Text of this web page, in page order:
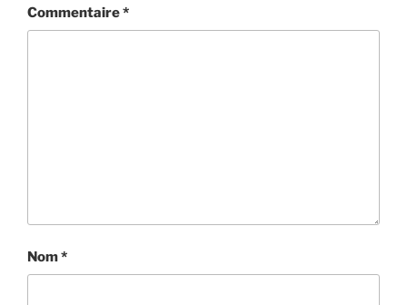
Commentaire*
Nom*